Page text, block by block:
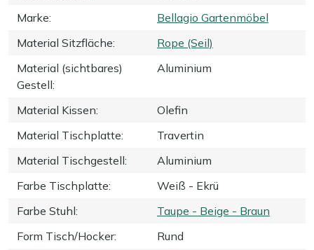
Marke:
Bellagio Gartenmöbel
Material Sitzfläche:
Rope (Seil)
Material (sichtbares)
Gestell:
Aluminium
Material Kissen:
Olefin
Material Tischplatte:
Travertin
Material Tischgestell:
Aluminium
Farbe Tischplatte:
Weiß - Ekrü
Farbe Stuhl:
Taupe - Beige - Braun
Form Tisch/Hocker:
Rund